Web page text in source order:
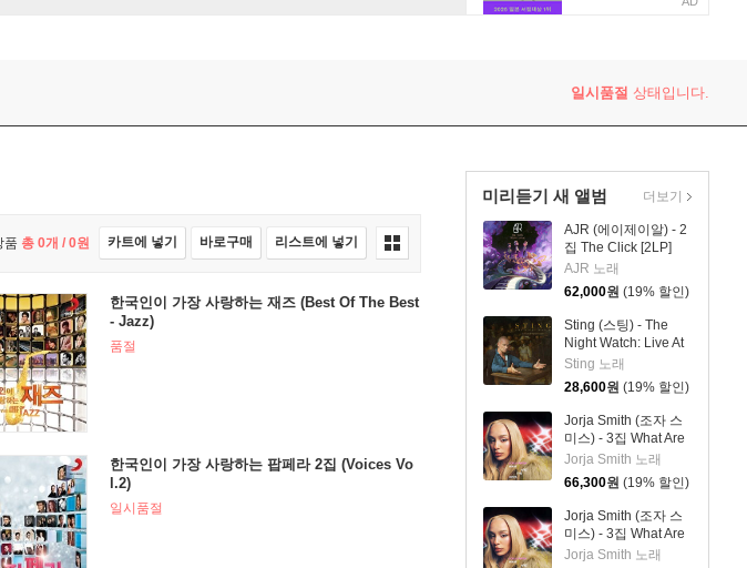
일시품절 상태입니다.
미리듣기 새 앨범
AJR (에이제이알) - 2
집 The Click [2LP]
AJR 노래
62,000원 (19% 할인)
Sting (스팅) - The
Night Watch: Live At
The Rijksmuseum
Sting 노래
28,600원 (19% 할인)
Jorja Smith (조자 스
미스) - 3집 What Are
The Odds [스플래터
컬러 LP]
Jorja Smith 노래
66,300원 (19% 할인)
Jorja Smith (조자 스
미스) - 3집 What Are
The Odds [심플 오렌
Jorja Smith 노래
더보기
품 총 0개 / 0원 카트에 넣기 바로구매 리스트에 넣기
한국인이 가장 사랑하는 재즈 (Best Of The Best
- Jazz)
품절
한국인이 가장 사랑하는 팝페라 2집 (Voices Vo
l.2)
일시품절